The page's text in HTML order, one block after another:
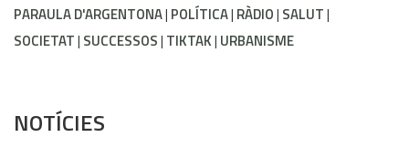
PARAULA D'ARGENTONA POLÍTICA RÀDIO SALUT
SOCIETAT SUCCESSOS TIKTAK URBANISME
NOTÍCIES